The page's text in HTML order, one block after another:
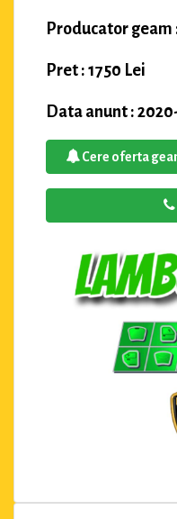
Producator geam
Pret : 1750 Lei
Data anunt :
Cere oferta